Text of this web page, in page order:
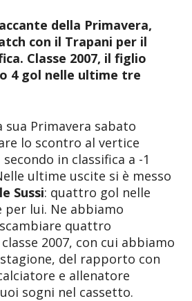
della Primavera,
con il Trapani per il
Classe 2007, il figlio
4 gol nelle ultime tre
sua Primavera sabato
lo scontro al vertice
in classifica a -1
ultime uscite si è messo
Sussi: quattro gol nelle
lui. Ne abbiamo
quattro
2007, con cui abbiamo
del rapporto con
e allenatore
sogni nel cassetto.